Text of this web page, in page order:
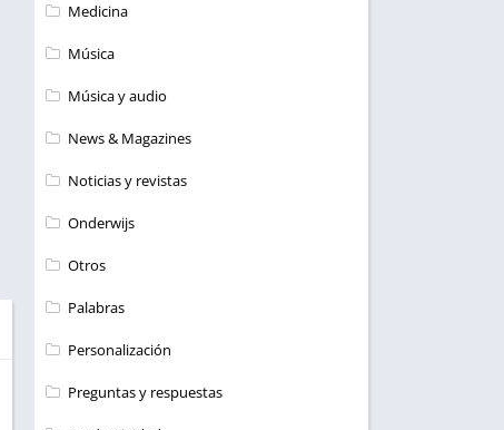
Medicina
Música
Música y audio
News & Magazines
Noticias y revistas
Onderwijs
Otros
Palabras
Personalización
Preguntas y respuestas